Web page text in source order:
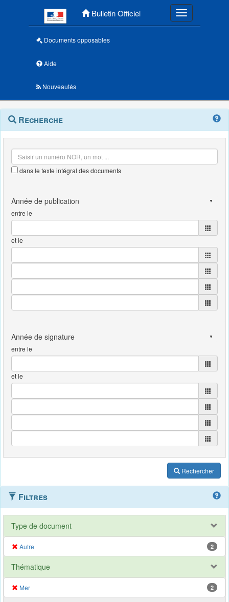
Bulletin Officiel Toggle
Documents opposables
Aide
Nouveautés
Navigation
outils
Menu
contextuel
Recherche
dans le texte intégral des documents
entre le
et le
entre le
et le
Rechercher
Filtres
Type de document
Autre 2
Thématique
Mer 2